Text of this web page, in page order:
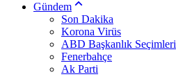
Gündem
Son Dakika
Korona Virüs
ABD Başkanlık Seçimleri
Fenerbahçe
Ak Parti